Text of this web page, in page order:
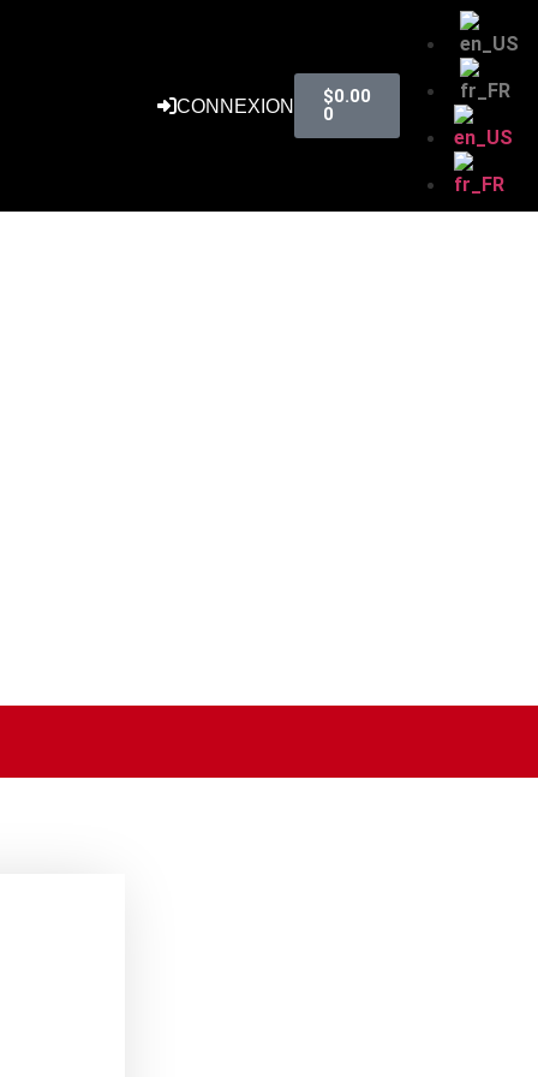
CONNEXION $0.00
0